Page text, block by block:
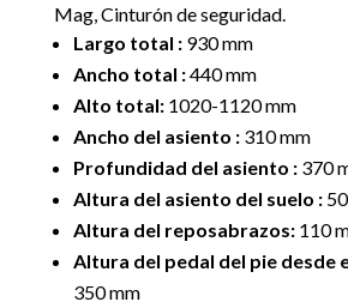
Mag, Cinturón de seguridad.
Largo total :930 mm
Ancho total :440 mm
Alto total:1020-1120 mm
Ancho del asiento :310 mm
Profundidad del asiento :370
Altura del asiento del suelo :
Altura del reposabrazos:110
Altura del pedal del pie desde
350 mm